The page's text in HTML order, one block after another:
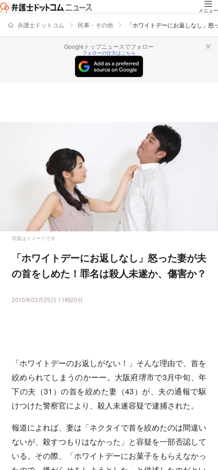
メニュー
弁護士ドットコム 民事・その他 「ホワイトデーにお返しなし」
Googleトップニュースでフォロー
フォローの仕方はこちら
写真はイメージです
「ホワイトデーにお返しなし」怒った妻が夫
の首をしめた！罪名は殺人未遂か、傷害か？
2015年03月25日 11時20分
「ホワイトデーのお返しがない！」そんな理由で、首を
絞められてしまうのかーー。大阪府堺市で3月中旬、年
下の夫（31）の首を絞めた妻（43）が、夫の通報で駆
けつけた警察官により、殺人未遂容疑で逮捕された。
報道によれば、妻は「ネクタイで首を絞めたのは間違い
ないが、殺すつもりはなかった」と容疑を一部否認して
いる。その際、「ホワイトデーにお菓子をもらえなかっ